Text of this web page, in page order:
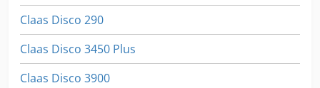
Claas Disco 290
Claas Disco 3450 Plus
Claas Disco 3900